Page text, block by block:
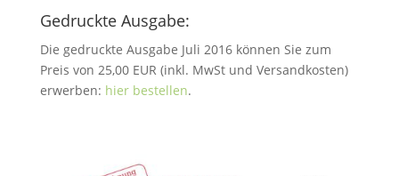
Gedruckte Ausgabe:
Die gedruckte Ausgabe Juli 2016 können Sie zum
Preis von 25,00 EUR (inkl. MwSt und Versandkosten)
erwerben: hier bestellen.